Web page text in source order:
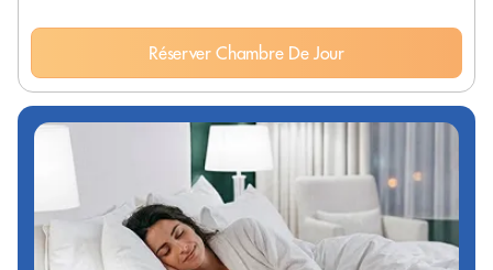
Réserver Chambre De Jour